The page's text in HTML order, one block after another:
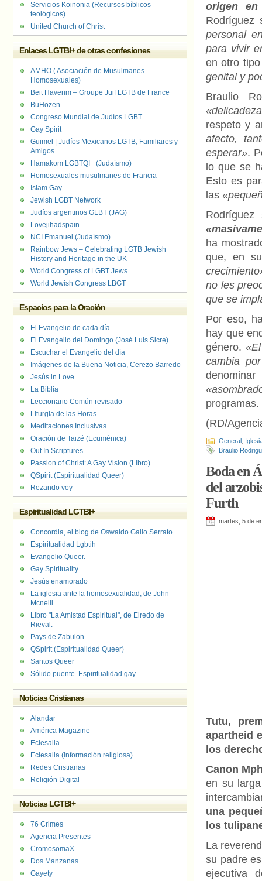
origen
Rodríguez
personal
para vivir
en otro
genital y
Braulio
respeto y
afecto,
esperar».
lo que se
Esto es
las
ha
que, en
no les
que se
Por eso,
hay que
género.
cambia
programas.
(RD/
General
Braulio
Boda en
del
Furth
martes, 5 de
Tutu,
apartheid
los
Canon
en su
una
los
La
su padre
ejecutiva
Servicios Koinonia (Recursos bíblicos-
teológicos)
United Church of Christ
Enlaces LGTBI+ de otras confesiones
AMHO ( Asociación de Musulmanes
Homosexuales)
Beit Haverim – Groupe Juif LGTB de France
BuHozen
Congreso Mundial de Judíos LGBT
Gay Spirit
Guimel | Judíos Mexicanos LGTB, Familiares y
Amigos
Hamakom LGBTQI+ (Judaísmo)
Homosexuales musulmanes de Francia
Islam Gay
Jewish LGBT Network
Judíos argentinos GLBT (JAG)
Lovejihadspain
NCI Emanuel (Judaísmo)
Rainbow Jews – Celebrating LGTB Jewish
History and Heritage in the UK
World Congress of LGBT Jews
World Jewish Congress LBGT
Espacios para la Oración
El Evangelio de cada día
El Evangelio del Domingo (José Luis Sicre)
Escuchar el Evangelio del día
Imágenes de la Buena Noticia, Cerezo Barredo
Jesús in Love
La Biblia
Leccionario Común revisado
Liturgia de las Horas
Meditaciones Inclusivas
Oración de Taizé (Ecuménica)
Out In Scriptures
Passion of Christ: A Gay Vision (Libro)
QSpirit (Espiritualidad Queer)
Rezando voy
Espiritualidad LGTBI+
Concordia, el blog de Oswaldo Gallo Serrato
Espiritualidad Lgbtih
Evangelio Queer.
Gay Spirituality
Jesús enamorado
La iglesia ante la homosexualidad, de John
Mcneill
Libro "La Amistad Espiritual", de Elredo de
Rieval.
Pays de Zabulon
QSpirit (Espiritualidad Queer)
Santos Queer
Sólido puente. Espiritualidad gay
Noticias Cristianas
Alandar
América Magazine
Eclesalia
Eclesalia (información religiosa)
Redes Cristianas
Religión Digital
Noticias LGTBI+
76 Crimes
Agencia Presentes
CromosomaX
Dos Manzanas
Gayety